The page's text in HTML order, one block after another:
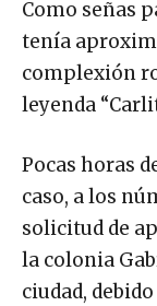
Como señas
tenía
complexión
leyenda
Pocas horas
caso, a los
solicitud de
la colonia
ciudad,